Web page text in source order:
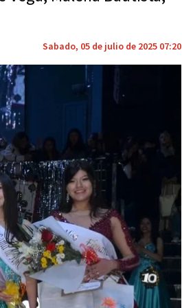
Sabado, 05 de julio de 2025 07:20